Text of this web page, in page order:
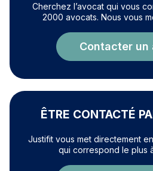
Cherchez l’avocat qui vous
2000 avocats. Nous vous
Contacter un
ÊTRE CONTACTÉ
Justifit vous met directement
qui correspond le plus